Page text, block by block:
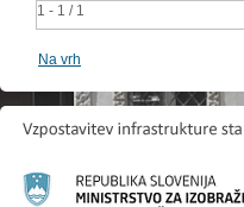
1 - 1 / 1
Na vrh